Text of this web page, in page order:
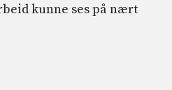
kunne ses på nært